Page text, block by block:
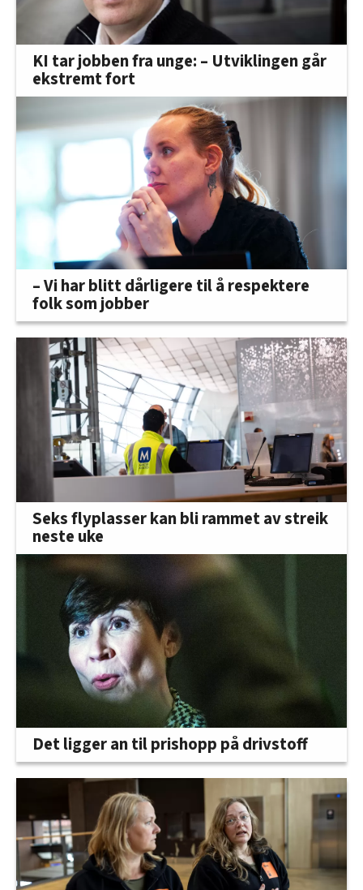
KI tar jobben fra unge: – Utviklingen går
ekstremt fort
– Vi har blitt dårligere til å respektere
folk som jobber
Seks flyplasser kan bli rammet av streik
neste uke
Det ligger an til prishopp på drivstoff